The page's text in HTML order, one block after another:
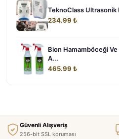
TeknoClass Ultrasonik
234.99 ₺
Bion Hamamböceği
A...
465.99 ₺
Güvenli Alışveriş
256-bit SSL koruması